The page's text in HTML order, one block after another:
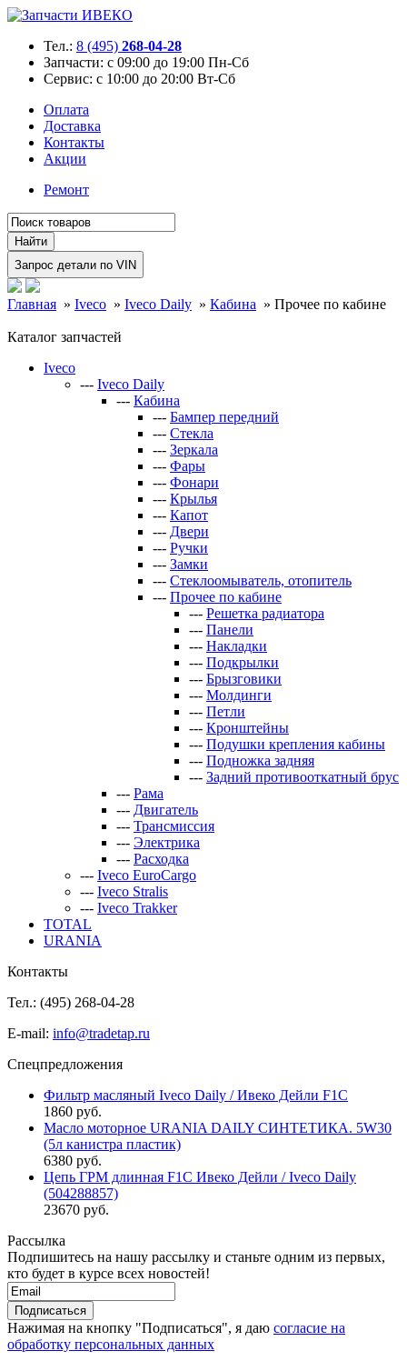
Тел.: 8 (495) 268-04-28
Запчасти: с 09:00 до 19:00 Пн-Сб
Сервис: с 10:00 до 20:00 Вт-Сб
Оплата
Доставка
Контакты
Акции
Ремонт
Главная » Iveco » Iveco Daily » Кабина » Прочее по кабине
Каталог запчастей
Iveco
--- Iveco Daily
--- Кабина
--- Бампер передний
--- Стекла
--- Зеркала
--- Фары
--- Фонари
--- Крылья
--- Капот
--- Двери
--- Ручки
--- Замки
--- Стеклоомыватель, отопитель
--- Прочее по кабине
--- Решетка радиатора
--- Панели
--- Накладки
--- Подкрылки
--- Брызговики
--- Молдинги
--- Петли
--- Кронштейны
--- Подушки крепления кабины
--- Подножка задняя
--- Задний противооткатный брус
--- Рама
--- Двигатель
--- Трансмиссия
--- Электрика
--- Расходка
--- Iveco EuroCargo
--- Iveco Stralis
--- Iveco Trakker
TOTAL
URANIA
Контакты
Тел.: (495) 268-04-28
E-mail: info@tradetap.ru
Спецпредложения
Фильтр масляный Iveco Daily / Ивеко Дейли F1C
1860 руб.
Масло моторное URANIA DAILY СИНТЕТИКА. 5W30
(5л канистра пластик)
6380 руб.
Цепь ГРМ длинная F1C Ивеко Дейли / Iveco Daily
(504288857)
23670 руб.
Рассылка
Подпишитесь на нашу рассылку и станьте одним из первых,
кто будет в курсе всех новостей!
Нажимая на кнопку "Подписаться", я даю согласие на
обработку персональных данных